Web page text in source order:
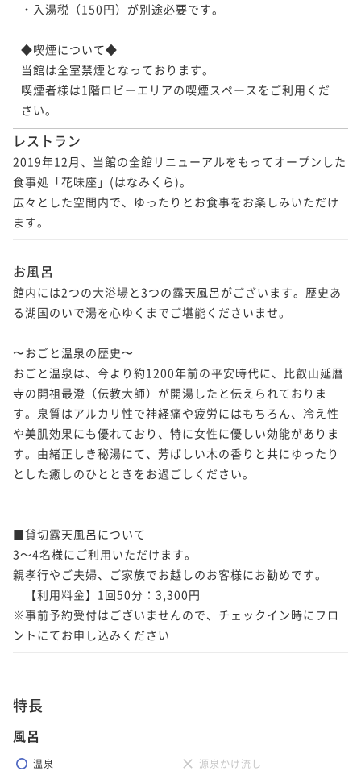
・入湯税（150円）が別途必要です。
◆喫煙について◆
当館は全室禁煙となっております。
喫煙者様は1階ロビーエリアの喫煙スペースをご利用くだ
さい。
レストラン
2019年12月、当館の全館リニューアルをもってオープンした
食事処「花味座」(はなみくら)。
広々とした空間内で、ゆったりとお食事をお楽しみいただけ
ます。
お風呂
館内には2つの大浴場と3つの露天風呂がございます。歴史あ
る湖国のいで湯を心ゆくまでご堪能くださいませ。
〜おごと温泉の歴史〜
おごと温泉は、今より約1200年前の平安時代に、比叡山延暦
寺の開祖最澄（伝教大師）が開湯したと伝えられておりま
す。泉質はアルカリ性で神経痛や疲労にはもちろん、冷え性
や美肌効果にも優れており、特に女性に優しい効能がありま
す。由緒正しき秘湯にて、芳ばしい木の香りと共にゆったり
とした癒しのひとときをお過ごしください。
■貸切露天風呂について
3～4名様にご利用いただけます。
親孝行やご夫婦、ご家族でお越しのお客様にお勧めです。
【利用料金】1回50分：3,300円
※事前予約受付はございませんので、チェックイン時にフロ
ントにてお申し込みください
特長
風呂
温泉
源泉かけ流し